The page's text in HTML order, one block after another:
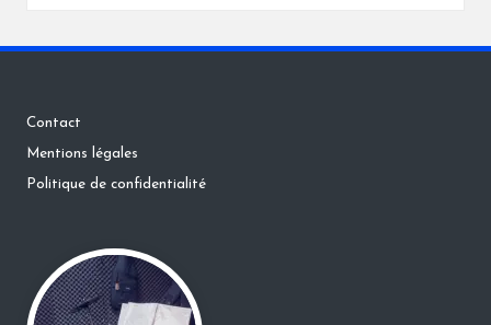
Contact
Mentions légales
Politique de confidentialité